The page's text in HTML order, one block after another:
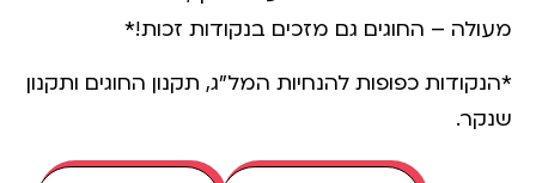
מעולה – החוגים גם מזכים בנקודות זכות!*
*הנקודות כפופות להנחיות המל״ג, תקנון החוגים ותקנון
שנקר.